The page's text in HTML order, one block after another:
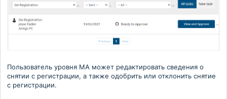
Пользователь уровня MA может редактировать сведения о
снятии с регистрации, а также одобрить или отклонить снятие
с регистрации.